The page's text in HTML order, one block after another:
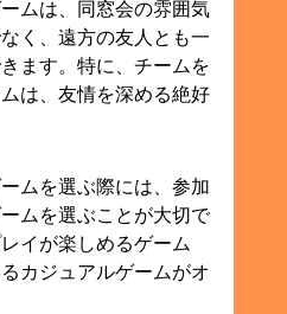
ムは、同窓会の雰囲気
く、遠方の友人とも一
ます。特に、チームを
は、友情を深める絶好
ムを選ぶ際には、参加
ムを選ぶことが大切で
イが楽しめるゲーム
カジュアルゲームがオ